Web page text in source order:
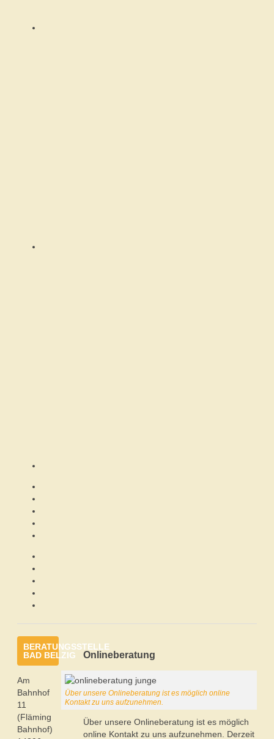
Onlineberatung
Über unsere Onlineberatung ist es möglich online
Kontakt zu uns aufzunehmen.
Über unsere Onlineberatung ist es möglich
online Kontakt zu uns aufzunehmen. Derzeit
BERATUNGSSTELLE
BAD BELZIG
Am
Bahnhof
11
(Fläming
Bahnhof)